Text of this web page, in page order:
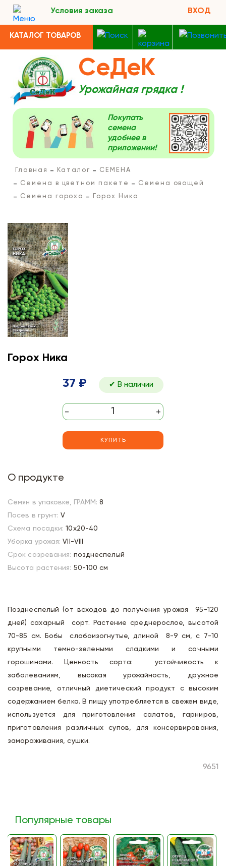
Условия заказа ВХОД
КАТАЛОГ ТОВАРОВ
СеДеК
Урожайная грядка !
Покупать
семена
удобнее в
приложении!
Главная Каталог
СЕМЕНА
Семена в цветном пакете
Семена овощей
Семена гороха
Горох Ника
Горох Ника
37 ₽ ✔ В наличии
- +
КУПИТЬ
О продукте
Семян в упаковке, ГРАММ: 8
Посев в грунт: V
Схема посадки: 10х20-40
Уборка урожая: VII-VIII
Срок созревания: позднеспелый
Высота растения: 50-100 см
Позднеспелый (от всходов до получения урожая 95-120
дней) сахарный сорт. Растение среднерослое, высотой
70-85 см. Бобы слабоизогнутые, длиной 8-9 см, с 7-10
крупными темно-зелеными сладкими и сочными
горошинами. Ценность сорта: устойчивость к
заболеваниям, высокая урожайность, дружное
созревание, отличный диетический продукт с высоким
содержанием белка. В пищу употребляется в свежем виде,
используется для приготовления салатов, гарниров,
приготовления различных супов, для консервирования,
замораживания, сушки.
9651
Популярные товары